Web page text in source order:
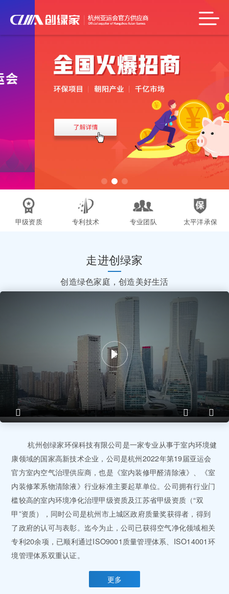
甲级资质 专利技术 专业团队 太平洋承保
走进创绿家
创造绿色家庭，创造美好生活
杭州创绿家环保科技有限公司是一家专业从事于室内环境健
康领域的国家高新技术企业，公司是杭州2022年第19届亚运会
官方室内空气治理供应商，也是《室内装修甲醛清除液》、《室
内装修苯系物清除液》行业标准主要起草单位。公司拥有行业门
槛较高的室内环境净化治理甲级资质及江苏省甲级资质（“双
甲”资质），同时公司是杭州市上城区政府质量奖获得者，得到
了政府的认可与表彰。迄今为止，公司已获得空气净化领域相关
专利20余项，已顺利通过ISO9001质量管理体系、ISO14001环
境管理体系双重认证。
更多